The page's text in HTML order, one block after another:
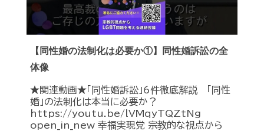
【同性婚の法制化は必要か①】同性婚訴訟の全
体像
★関連動画★「同性婚訴訟」6件徹底解説 「同性
婚」の法制化は本当に必要か？
https://youtu.be/lVMqyTQZtNg
open_in_new 幸福実現党 宗教的な視点から